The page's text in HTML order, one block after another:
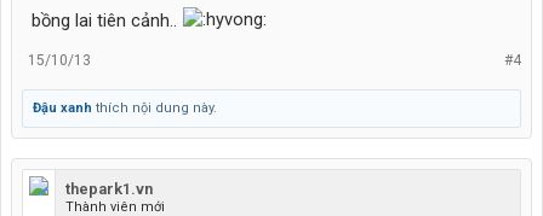
bồng lai tiên cảnh..
#4
15/10/13
Đậu xanh thích nội dung này.
thepark1.vn
Thành viên mới